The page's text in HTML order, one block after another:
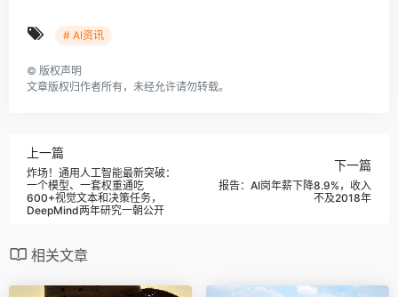
# AI资讯
© 版权声明
文章版权归作者所有，未经允许请勿转载。
上一篇
炸场！通用人工智能最新突破：
一个模型、一套权重通吃
600+视觉文本和决策任务，
DeepMind两年研究一朝公开
下一篇
报告：AI岗年薪下降8.9%，收入
不及2018年
相关文章